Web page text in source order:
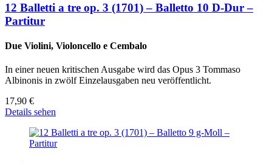
12 Balletti a tre op. 3 (1701) – Balletto 10 D-Dur –
Partitur
Due Violini, Violoncello e Cembalo
In einer neuen kritischen Ausgabe wird das Opus 3 Tommaso
Albinonis in zwölf Einzelausgaben neu veröffentlicht.
17,90 €
Details sehen